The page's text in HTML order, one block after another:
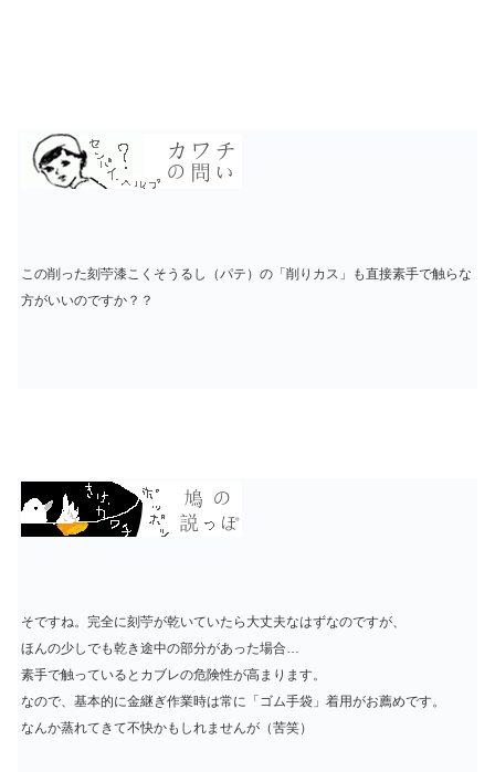
この削った刻苧漆こくそうるし（パテ）の「削りカス」も直接素手で触らな
方がいいのですか？？
そですね。完全に刻苧が乾いていたら大丈夫なはずなのですが、
ほんの少しでも乾き途中の部分があった場合…
素手で触っているとカブレの危険性が高まります。
なので、基本的に金継ぎ作業時は常に「ゴム手袋」着用がお薦めです。
なんか蒸れてきて不快かもしれませんが（苦笑）